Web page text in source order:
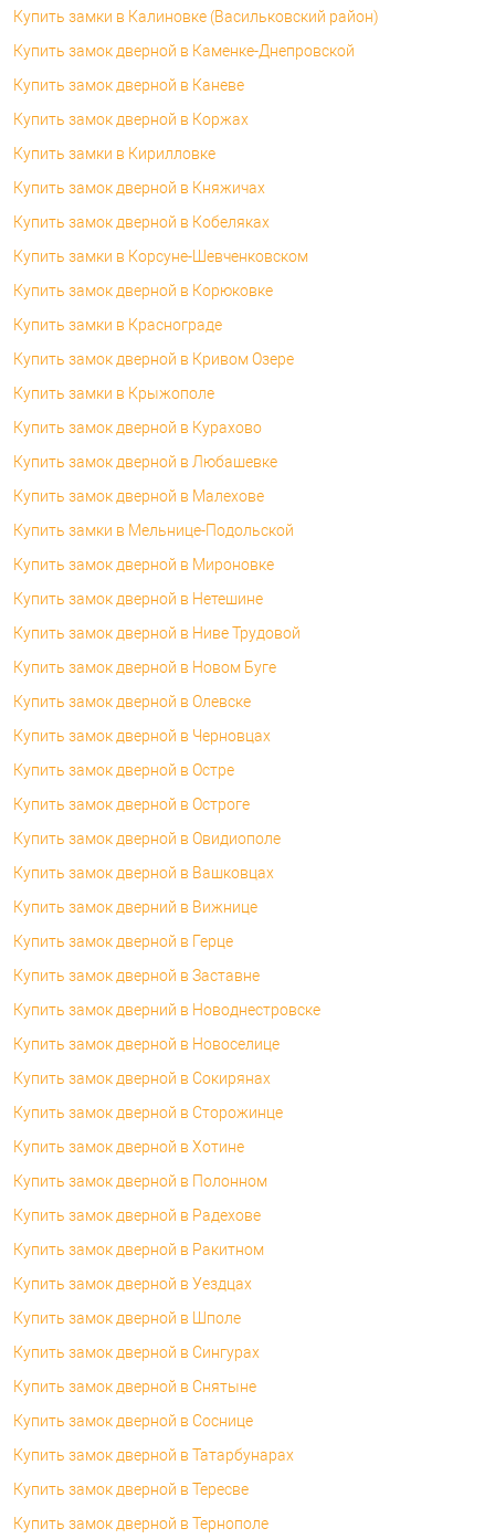
Купить замки в Калиновке (Васильковский район)
Купить замок дверной в Каменке-Днепровской
Купить замок дверной в Каневе
Купить замок дверной в Коржах
Купить замки в Кирилловке
Купить замок дверной в Княжичах
Купить замок дверной в Кобеляках
Купить замки в Корсуне-Шевченковском
Купить замок дверной в Корюковке
Купить замки в Краснограде
Купить замок дверной в Кривом Озере
Купить замки в Крыжополе
Купить замок дверной в Курахово
Купить замок дверной в Любашевке
Купить замок дверной в Малехове
Купить замки в Мельнице-Подольской
Купить замок дверной в Мироновке
Купить замок дверной в Нетешине
Купить замок дверной в Ниве Трудовой
Купить замок дверной в Новом Буге
Купить замок дверной в Олевске
Купить замок дверной в Черновцах
Купить замок дверной в Остре
Купить замок дверной в Остроге
Купить замок дверной в Овидиополе
Купить замок дверной в Вашковцах
Купить замок дверний в Вижнице
Купить замок дверной в Герце
Купить замок дверной в Заставне
Купить замок дверний в Новоднестровске
Купить замок дверной в Новоселице
Купить замок дверной в Сокирянах
Купить замок дверной в Сторожинце
Купить замок дверной в Хотине
Купить замок дверной в Полонном
Купить замок дверной в Радехове
Купить замок дверной в Ракитном
Купить замок дверной в Уездцах
Купить замок дверной в Шполе
Купить замок дверной в Сингурах
Купить замок дверной в Снятыне
Купить замок дверной в Соснице
Купить замок дверной в Татарбунарах
Купить замок дверной в Тересве
Купить замок дверной в Тернополе